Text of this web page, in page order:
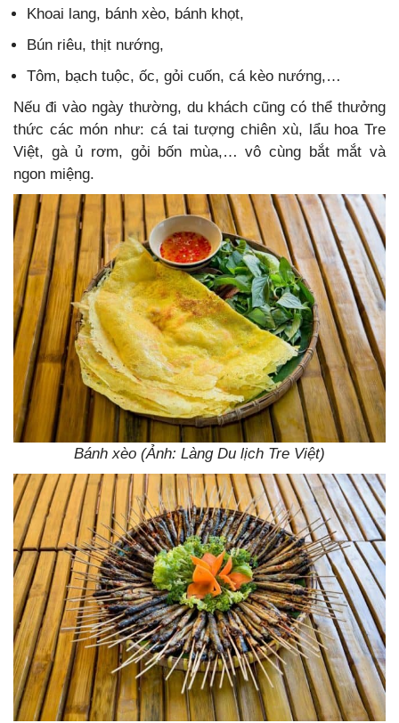
Khoai lang, bánh xèo, bánh khọt,
Bún riêu, thịt nướng,
Tôm, bạch tuộc, ốc, gỏi cuốn, cá kèo nướng,…
Nếu đi vào ngày thường, du khách cũng có thể thưởng
thức các món như: cá tai tượng chiên xù, lẩu hoa Tre
Việt, gà ủ rơm, gỏi bốn mùa,… vô cùng bắt mắt và
ngon miệng.
Bánh xèo (Ảnh: Làng Du lịch Tre Việt)